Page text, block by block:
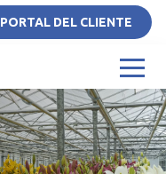
PORTAL DEL CLIENTE